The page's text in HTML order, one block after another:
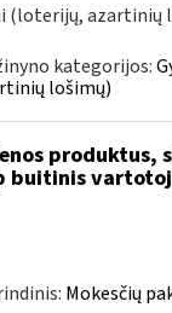
(loterijų, azartinių
kategorijos:
lošimų)
produktus,
buitinis
Mokesčių